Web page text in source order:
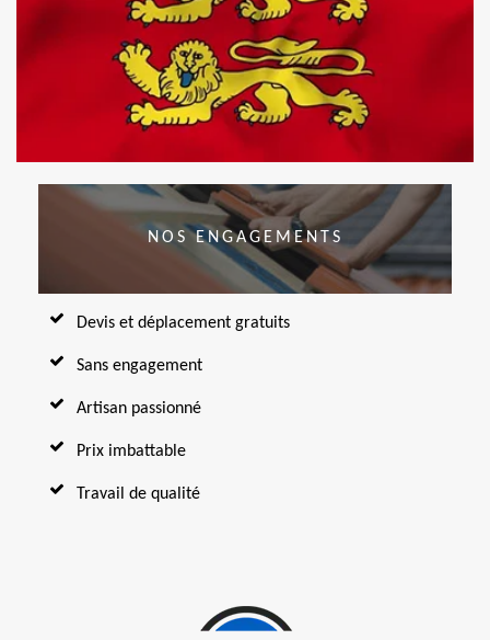
NOS ENGAGEMENTS
Devis et déplacement gratuits
Sans engagement
Artisan passionné
Prix imbattable
Travail de qualité